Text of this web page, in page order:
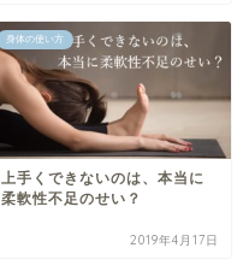
身体の使い方
上手くできないのは、本当に
柔軟性不足のせい？
2019年4月17日